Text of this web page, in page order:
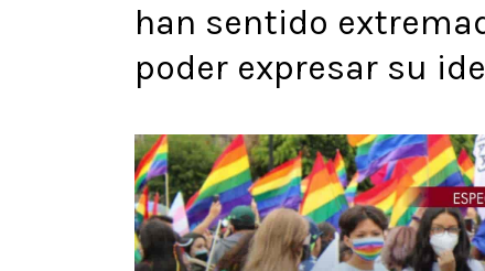
han sentido
poder expresar su